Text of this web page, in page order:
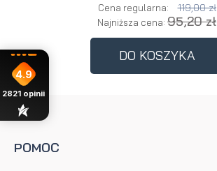
Cena regularna: 119,00 zł
Najniższa cena: 95,20 zł
DO KOSZYKA
POMOC
4.9
2821 opinii